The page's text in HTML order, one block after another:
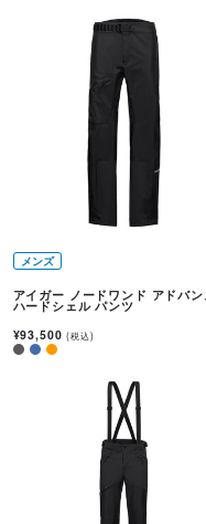
メンズ
アイガー ノードワンド アドバン
ハードシェル パンツ
¥93,500(税込)